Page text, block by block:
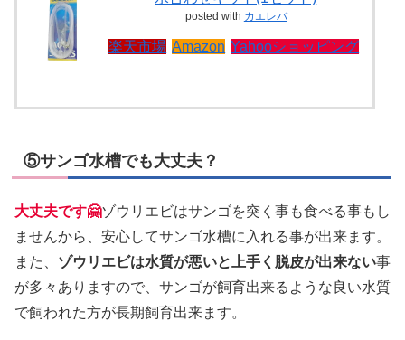
posted with カエレバ
楽天市場 Amazon Yahooショッピング
⑤サンゴ水槽でも大丈夫？
大丈夫です🤗ゾウリエビはサンゴを突く事も食べる事もし
ませんから、安心してサンゴ水槽に入れる事が出来ます。
また、 ゾウリエビは水質が悪いと上手く脱皮が出来ない事
が多々ありますので、サンゴが飼育出来るような良い水質
で飼われた方が長期飼育出来ます。